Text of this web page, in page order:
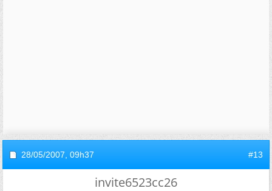
28/05/2007, 09h37 #13
invite6523cc26